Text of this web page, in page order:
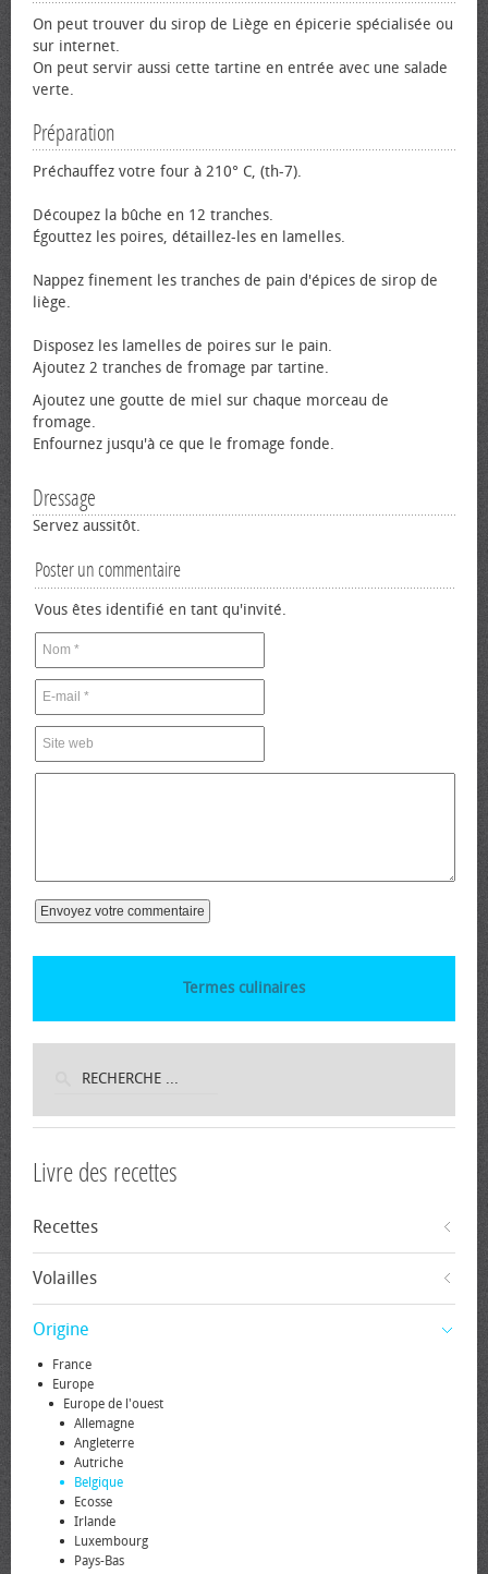
On peut trouver du sirop de Liège en épicerie spécialisée ou
sur internet.
On peut servir aussi cette tartine en entrée avec une salade
verte.
Préparation
Préchauffez votre four à 210° C, (th-7).
Découpez la bûche en 12 tranches.
Égouttez les poires, détaillez-les en lamelles.
Nappez finement les tranches de pain d'épices de sirop de
liège.
Disposez les lamelles de poires sur le pain.
Ajoutez 2 tranches de fromage par tartine.
Ajoutez une goutte de miel sur chaque morceau de
fromage.
Enfournez jusqu'à ce que le fromage fonde.
Dressage
Servez aussitôt.
Poster un commentaire
Vous êtes identifié en tant qu'invité.
Termes culinaires
Livre des recettes
Recettes
Volailles
Origine
France
Europe
Europe de l'ouest
Allemagne
Angleterre
Autriche
Belgique
Ecosse
Irlande
Luxembourg
Pays-Bas